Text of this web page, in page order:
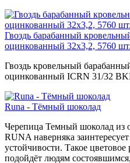
Гвоздь барабанный
оцинкованный 32х3,2, 5760
Гвоздь кровельный
оцинкованный ICRN 31/32
Runa - Тёмный шоколад
Черепица Темный шоколад из
RUNA наверняка
устойчивости. Такое
подойдёт людям